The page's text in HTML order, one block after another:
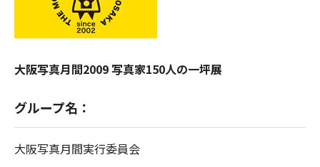
大阪写真月間2009 写真家150人の一坪展
グループ名：
大阪写真月間実行委員会